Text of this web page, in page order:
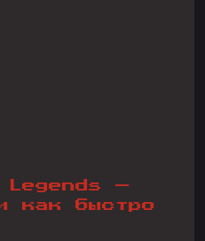
Legends —
как быстро